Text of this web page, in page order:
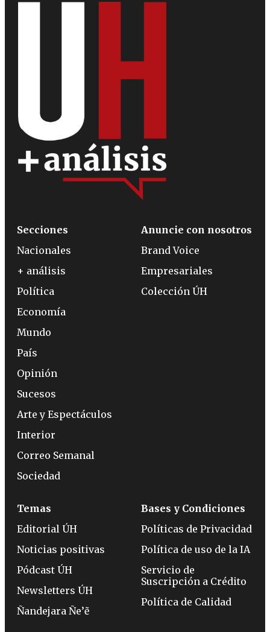
Secciones
Nacionales
+ análisis
Política
Economía
Mundo
País
Opinión
Sucesos
Arte y Espectáculos
Interior
Correo Semanal
Sociedad
Anuncie con nosotros
Brand Voice
Empresariales
Colección ÚH
Temas
Editorial ÚH
Noticias positivas
Pódcast ÚH
Newsletters ÚH
Ñandejara Ñe’ẽ
Bases y Condiciones
Políticas de Privacidad
Política de uso de la IA
Servicio de
Suscripción a Crédito
Política de Calidad